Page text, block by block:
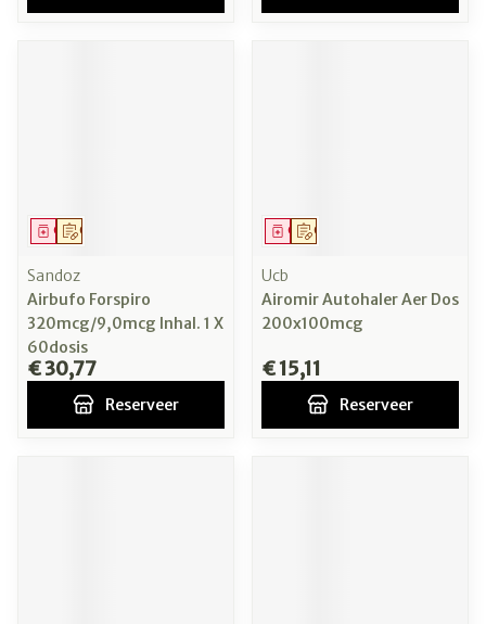
Op voorschrift
Geneesmiddel
Sandoz
Airbufo Forspiro
320mcg/9,0mcg Inhal. 1 X
60dosis
€ 30,77
Reserveer
Op voorschrift
Geneesmiddel
Ucb
Airomir Autohaler Aer Dos
200x100mcg
€ 15,11
Reserveer